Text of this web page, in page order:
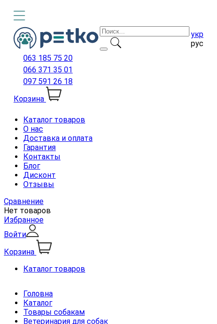
укр
рус
063 185 75 20
066 371 35 01
097 591 26 18
Корзина
Каталог товаров
О нас
Доставка и оплата
Гарантия
Контакты
Блог
Дисконт
Отзывы
Сравнение
Нет товаров
Избранное
Войти
Корзина
Каталог товаров
Головна
Каталог
Товары собакам
Ветеринария для собак